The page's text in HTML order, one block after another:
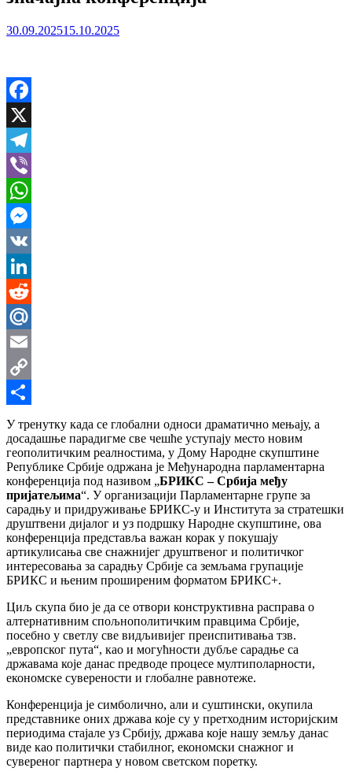
30.09.202515.10.2025
Facebook
X
Telegram
Viber
WhatsApp
Messenger
VK
LinkedIn
Reddit
Mail.Ru
Email
Copy
Link
Share
У тренутку када се глобални односи драматично мењају, а
досадашње парадигме све чешће уступају место новим
геополитичким реалностима, у Дому Народне скупштине
Републике Србије одржана је Међународна парламентарна
конференција под називом „БРИКС – Србија међу
пријатељима“. У организацији Парламентарне групе за
сарадњу и придруживање БРИКС-у и Института за стратешки
друштвени дијалог и уз подршку Народне скупштине, ова
конференција представља важан корак у покушају
артикулисања све снажнијег друштвеног и политичког
интересовања за сарадњу Србије са земљама групације
БРИКС и њеним проширеним форматом БРИКС+.
Циљ скупа био је да се отвори конструктивна расправа о
алтернативним спољнополитичким правцима Србије,
посебно у светлу све видљивијег преиспитивања тзв.
„европског пута“, као и могућности дубље сарадње са
државама које данас предводе процесе мултиполарности,
економске суверености и глобалне равнотеже.
Конференција је симболично, али и суштински, окупила
представнике оних држава које су у претходним историјским
периодима стајале уз Србију, држава које нашу земљу данас
виде као политички стабилног, економски снажног и
сувереног партнера у новом светском поретку.